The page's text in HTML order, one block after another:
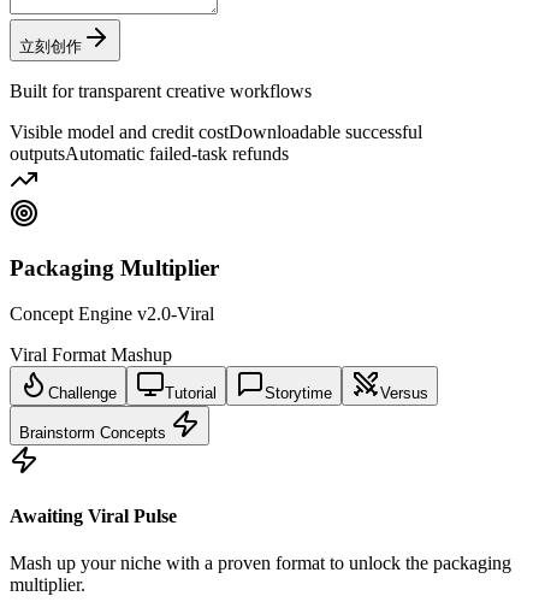
立刻创作
Built for transparent creative workflows
Visible model and credit costDownloadable successful
outputsAutomatic failed-task refunds
Packaging Multiplier
Concept Engine v2.0-Viral
Viral Format Mashup
Challenge Tutorial Storytime Versus
Brainstorm Concepts
Awaiting Viral Pulse
Mash up your niche with a proven format to unlock the packaging
multiplier.